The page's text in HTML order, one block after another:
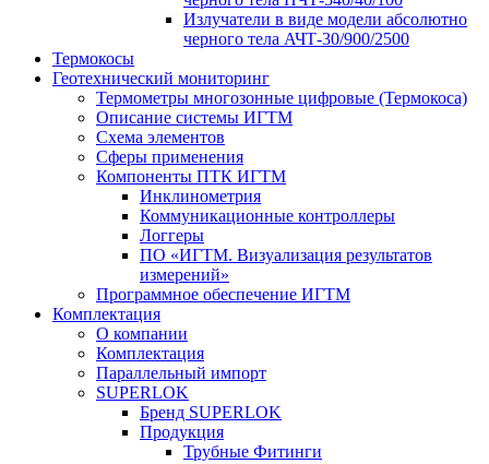
Излучатели в виде модели абсолютно
черного тела АЧТ-30/900/2500
Термокосы
Геотехнический мониторинг
Термометры многозонные цифровые (Термокоса)
Описание системы ИГТМ
Схема элементов
Сферы применения
Компоненты ПТК ИГТМ
Инклинометрия
Коммуникационные контроллеры
Логгеры
ПО «ИГТМ. Визуализация результатов
измерений»
Программное обеспечение ИГТМ
Комплектация
О компании
Комплектация
Параллельный импорт
SUPERLOK
Бренд SUPERLOK
Продукция
Трубные Фитинги